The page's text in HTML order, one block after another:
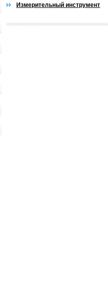
Измерительный инструмент